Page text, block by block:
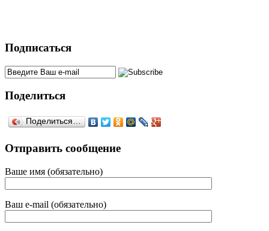
Подписаться
Поделиться
Поделиться…
Отправить сообщение
Ваше имя (обязательно)
Ваш e-mail (обязательно)